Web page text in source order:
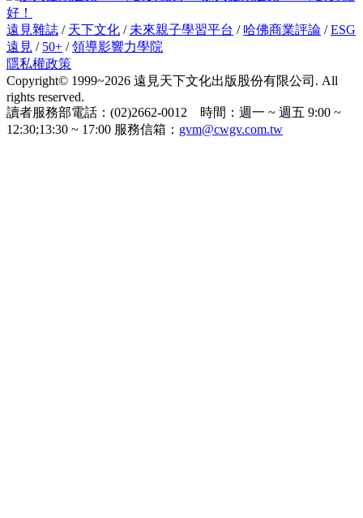
好！
遠見雜誌 / 天下文化 / 未來親子學習平台 / 哈佛商業評論 /ESG
遠見 / 50+ /領導影響力學院
隱私權政策
Copyright© 1999~2026 遠見天下文化出版股份有限公司. All
rights reserved.
讀者服務部電話：(02)2662-0012 時間：週一 ~ 週五 9:00 ~
12:30;13:30 ~ 17:00 服務信箱： gvm@cwgv.com.tw